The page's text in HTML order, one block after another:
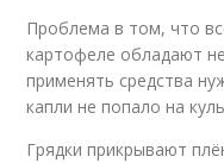
Проблема в том, что
картофеле обладают
применять средства
капли не попало на
Грядки прикрывают